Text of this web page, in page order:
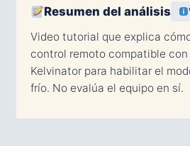
Resumen del análisis
Video tutorial que explica
control remoto compatible con
Kelvinator para habilitar el
frío. No evalúa el equipo en sí.